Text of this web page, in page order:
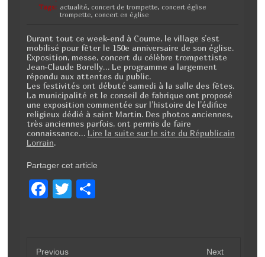
Tags: actualité, concert de trompette, concert église
trompette, concert en église
Durant tout ce week-end à Coume, le village s’est
mobilisé pour fêter le 150e anniversaire de son église.
Exposition, messe, concert du célèbre trompettiste
Jean-Claude Borelly… Le programme a largement
répondu aux attentes du public.
Les festivités ont débuté samedi à la salle des fêtes.
La municipalité et le conseil de fabrique ont proposé
une exposition commentée sur l’histoire de l’édifice
religieux dédié à saint Martin. Des photos anciennes,
très anciennes parfois, ont permis de faire
connaissance… Lire la suite sur le site du Républicain
Lorrain.
Partager cet article
F
e
T
Previous Next